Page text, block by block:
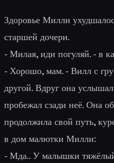
Здоровье Милли
старшей дочери.
- Милая, иди погуляй. - в
- Хорошо, мам. - Вилл с
другой. Вдруг она
пробежал сзади неё. Она
продолжила свой путь,
в дом малютки Милли:
- Мда.. У малышки тяжёлый